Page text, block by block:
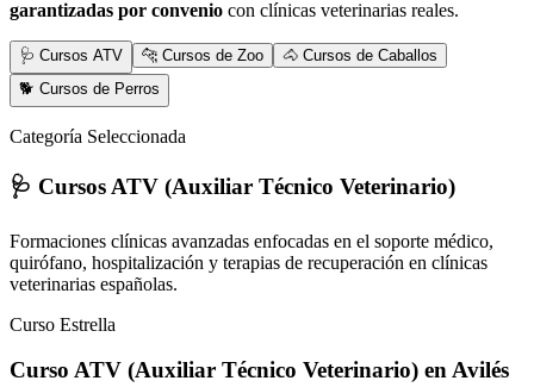
garantizadas por convenio con clínicas veterinarias reales.
🩺 Cursos ATV 🐆 Cursos de Zoo
🐴 Cursos de Caballos
🐕 Cursos de Perros
Categoría Seleccionada
🩺 Cursos ATV (Auxiliar Técnico Veterinario)
Formaciones clínicas avanzadas enfocadas en el soporte médico,
quirófano, hospitalización y terapias de recuperación en clínicas
veterinarias españolas.
Curso Estrella
Curso ATV (Auxiliar Técnico Veterinario) en Avilés